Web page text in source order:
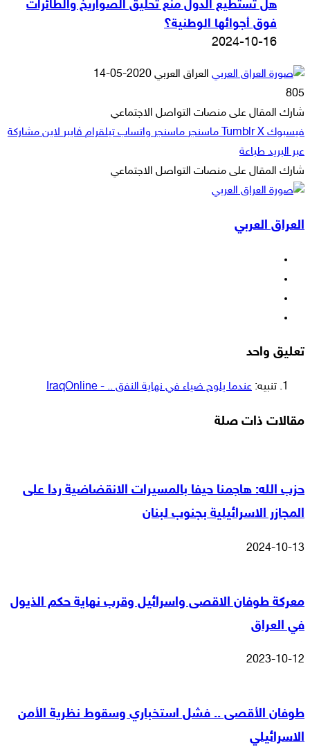
هل تستطيع الدول منع تحليق الصواريخ والطائرات
فوق أجوائها الوطنية؟
2024-10-16
العراق العربي أرسل
إلكترونيا
2020-05-14
805
شارك المقال على منصات التواصل الاجتماعي
فيسبوك ‫X ماسنجر ماسنجر واتساب تيلقرام ڤايبر لاين مشاركة
عبر البريد طباعة
شارك المقال على منصات التواصل الاجتماعي
فيسبوك
‫X
ماسنجر
ماسنجر
واتساب
تيلقرام
ڤايبر
لاين
مشاركة
البريد
طباعة
العراق العربي
تعليق واحد
تنبيه: عندما يلوح ضياء في نهاية النفق .. - IraqOnline
مقالات ذات صلة
حزب الله: هاجمنا حيفا بالمسيرات الانقضاضية ردا على
المجازر الاسرائيلية بجنوب لبنان
2024-10-13
معركة طوفان الاقصى واسرائيل وقرب نهاية حكم الذيول
في العراق
2023-10-12
طوفان الأقصى .. فشل استخباري وسقوط نظرية الأمن
الاسرائيلي